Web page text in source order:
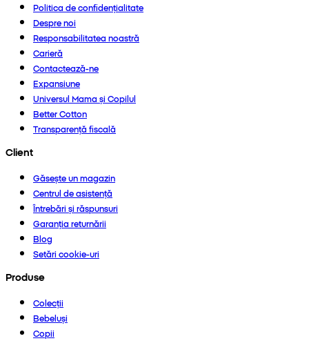
Politica de confidențialitate
Despre noi
Responsabilitatea noastră
Carieră
Contactează-ne
Expansiune
Universul Mama și Copilul
Better Cotton
Transparență fiscală
Client
Găsește un magazin
Centrul de asistență
Întrebări și răspunsuri
Garanția returnării
Blog
Setări cookie-uri
Produse
Colecții
Bebeluși
Copii